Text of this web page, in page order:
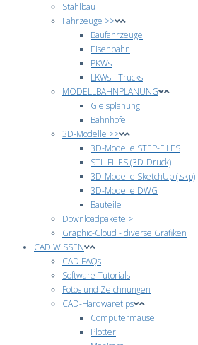
Stahlbau
Fahrzeuge >>
Baufahrzeuge
Eisenbahn
PKWs
LKWs - Trucks
MODELLBAHNPLANUNG
Gleisplanung
Bahnhöfe
3D-Modelle >>
3D-Modelle STEP-FILES
STL-FILES (3D-Druck)
3D-Modelle SketchUp (.skp)
3D-Modelle DWG
Bauteile
Downloadpakete >
Graphic-Cloud - diverse Grafiken
CAD WISSEN
CAD FAQs
Software Tutorials
Fotos und Zeichnungen
CAD-Hardwaretips
Computermäuse
Plotter